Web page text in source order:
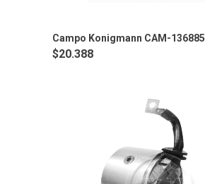
Campo Konigmann CAM-136885
$20.388